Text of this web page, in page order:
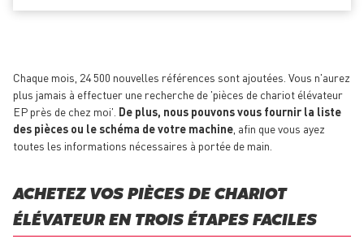
Chaque mois, 24 500 nouvelles références sont ajoutées. Vous n'aurez
plus jamais à effectuer une recherche de 'pièces de chariot élévateur
EP près de chez moi'. De plus, nous pouvons vous fournir la liste
des pièces ou le schéma de votre machine , afin que vous ayez
toutes les informations nécessaires à portée de main.
ACHETEZ VOS PIÈCES DE CHARIOT
ÉLÉVATEUR EN TROIS ÉTAPES FACILES